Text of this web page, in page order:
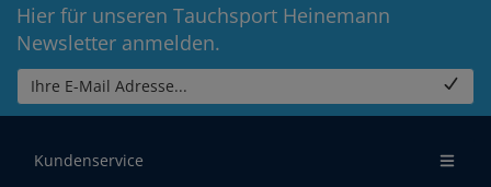
Hier für unseren Tauchsport Heinemann
Newsletter anmelden.
Ihre E-Mail Adresse...
Kundenservice